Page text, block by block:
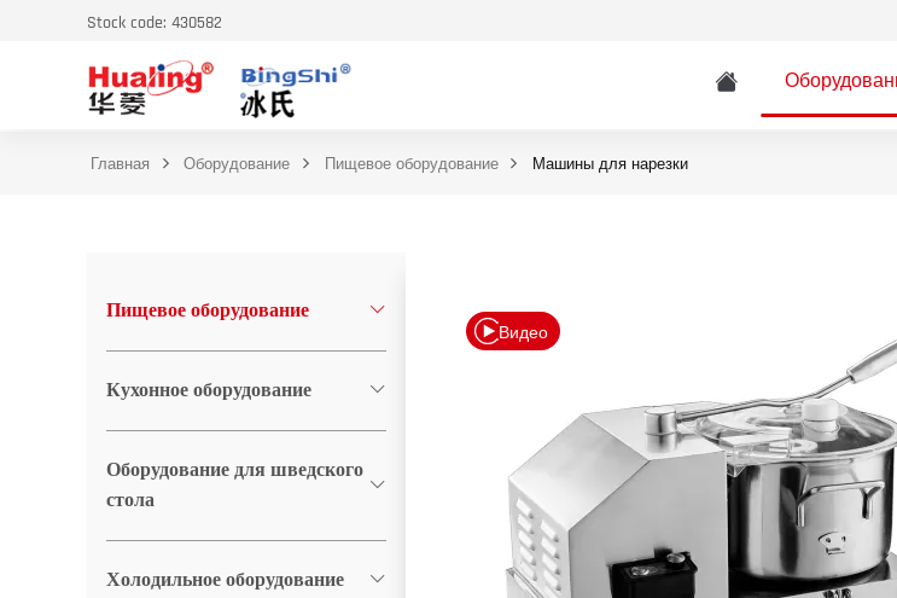
Stock code: 430582
Главная Оборудование Пищевое оборудование Машины для нарезки
Видео
Пищевое оборудование
Кухонное оборудование
Оборудование для шведского
стола
Холодильное оборудование